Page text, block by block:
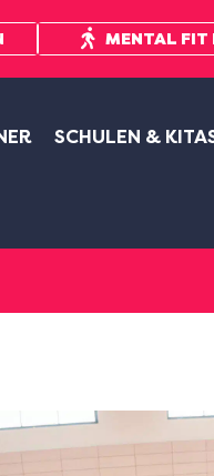
MENTAL FIT
SCHULEN &